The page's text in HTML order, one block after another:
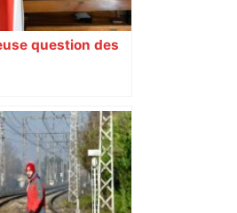
question des